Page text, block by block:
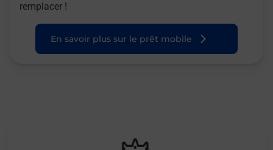
remplacer !
En savoir plus sur le prêt mobile